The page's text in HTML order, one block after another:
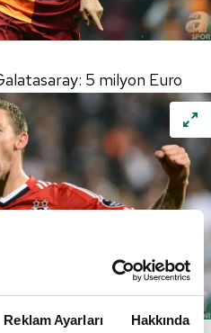
Reklam Ayarları Hakkında
5 milyon Euro